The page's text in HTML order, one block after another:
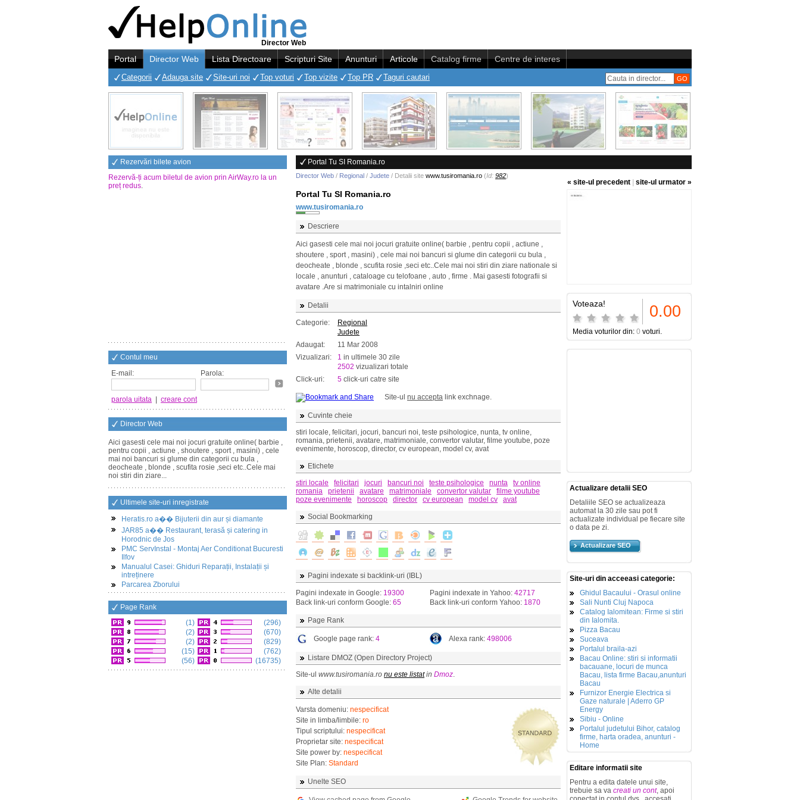
Director Web
Portal Director Web Lista Directoare Scripturi Site Anunturi Articole Catalog firme Centre de interes
Categorii Adauga site Site-uri noi Top voturi Top vizite Top PR Taguri cautari
Rezervări bilete avion
Rezervă-ți acum biletul de avion prin AirWay.ro la un
preț redus.
Contul meu
E-mail:
Parola:
parola uitata creare cont
Director Web
Aici gasesti cele mai noi jocuri gratuite online( barbie ,
pentru copii , actiune , shoutere , sport , masini) , cele
mai noi bancuri si glume din categorii cu bula ,
deocheate , blonde , scufita rosie ,seci etc..Cele mai
noi stiri din ziare...
Ultimele site-uri inregistrate
Heratis.ro a�� Bijuterii din aur și diamante
JAR85 a�� Restaurant, terasă și catering in
Horodnic de Jos
PMC ServInstal - Montaj Aer Conditionat Bucuresti
Ilfov
Manualul Casei: Ghiduri Reparații, Instalații și
intreținere
Parcarea Zborului
Page Rank
(1)
(2)
(2)
(15)
(56)
(296)
(670)
(829)
(762)
(16735)
Portal Tu SI Romania.ro
Director Web / Regional / Judete / Detalii site www.tusiromania.ro (Id: 982)
« site-ul precedent site-ul urmator »
Portal Tu SI Romania.ro
www.tusiromania.ro
Descriere
Aici gasesti cele mai noi jocuri gratuite online( barbie , pentru copii , actiune ,
shoutere , sport , masini) , cele mai noi bancuri si glume din categorii cu bula ,
deocheate , blonde , scufita rosie ,seci etc..Cele mai noi stiri din ziare nationale si
locale , anunturi , cataloage cu telofoane , auto , firme . Mai gasesti fotografii si
avatare .Are si matrimoniale cu intalniri online
Detalii
Categorie:
Regional
Judete
Adaugat:
11 Mar 2008
Vizualizari:
1 in ultimele 30 zile
2502 vizualizari totale
Click-uri:
5 click-uri catre site
Site-ul nu accepta link exchnage.
Cuvinte cheie
stiri locale, felicitari, jocuri, bancuri noi, teste psihologice, nunta, tv online,
romania, prietenii, avatare, matrimoniale, convertor valutar, filme youtube, poze
evenimente, horoscop, director, cv european, model cv, avat
Etichete
stiri locale
felicitari jocuri bancuri noi teste psihologice nunta
tv online
romania
prietenii avatare matrimoniale convertor valutar
filme youtube
poze evenimente
horoscop director cv european model cv avat
Social Bookmarking
Pagini indexate si backlink-uri (IBL)
Pagini indexate in Google: 19300
Back link-uri conform Google: 65
Pagini indexate in Yahoo: 42717
Back link-uri conform Yahoo: 1870
Page Rank
Google page rank: 4 Alexa rank: 498006
Listare DMOZ (Open Directory Project)
Site-ul www.tusiromania.ro nu este listatin Dmoz.
Alte detalii
Varsta domeniu: nespecificat
Site in limba/limbile: ro
Tipul scriptului: nespecificat
Proprietar site: nespecificat
Site power by: nespecificat
Site Plan: Standard
Unelte SEO
Voteaza! 0.00
Media voturilor din: 0 voturi.
Actualizare detalii SEO
Detaliile SEO se actualizeaza
automat la 30 zile sau pot fi
actualizate individual pe fiecare site
o data pe zi.
Actualizare SEO
Site-uri din acceeasi categorie:
Ghidul Bacaului - Orasul online
Sali Nunti Cluj Napoca
Catalog Ialomitean: Firme si stiri
din Ialomita.
Pizza Bacau
Suceava
Portalul braila-azi
Bacau Online: stiri si informatii
bacauane, locuri de munca
Bacau, lista firme Bacau,anunturi
Bacau
Furnizor Energie Electrica si
Gaze naturale | Aderro GP
Energy
Sibiu - Online
Portalul judetului Bihor, catalog
firme, harta oradea, anunturi -
Home
Editare informatii site
Pentru a edita datele unui site,
trebuie sa va creati un cont, apoi